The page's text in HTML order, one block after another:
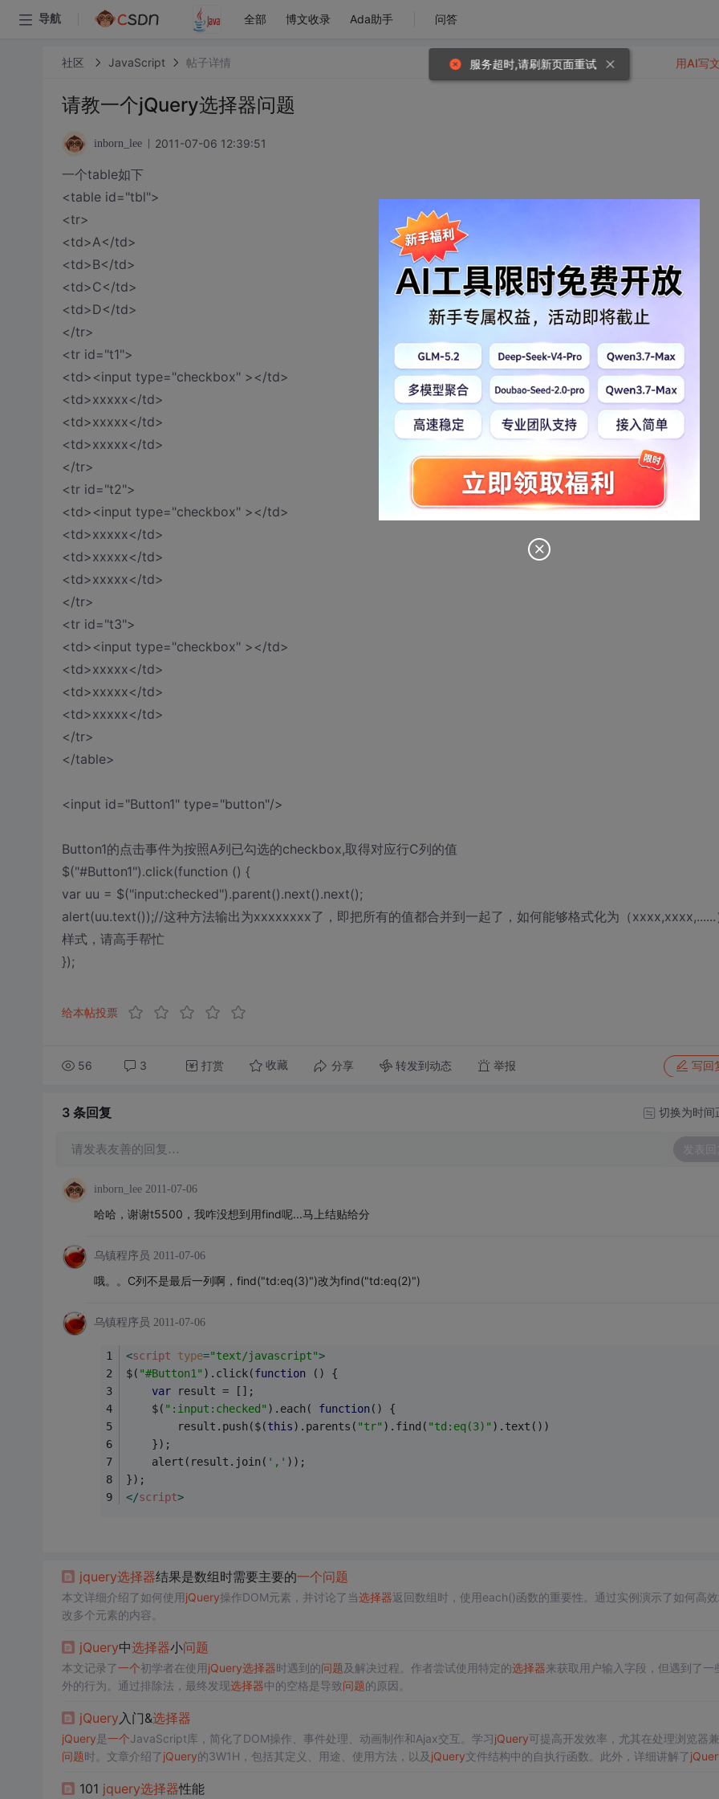
导航 全部 博文收录 Ada助手 问答
社区 JavaScript 帖子详情
请教一个jQuery选择器问题
inborn_lee 2011-07-06 12:39:51
一个table如下
<table id="tbl">
<tr>
<td>A</td>
<td>B</td>
<td>C</td>
<td>D</td>
</tr>
<tr id="t1">
<td><input type="checkbox" ></td>
<td>xxxxx</td>
<td>xxxxx</td>
<td>xxxxx</td>
</tr>
<tr id="t2">
<td><input type="checkbox" ></td>
<td>xxxxx</td>
<td>xxxxx</td>
<td>xxxxx</td>
</tr>
<tr id="t3">
<td><input type="checkbox" ></td>
<td>xxxxx</td>
<td>xxxxx</td>
<td>xxxxx</td>
</tr>
</table>
<input id="Button1" type="button"/>
Button1的点击事件为按照A列已勾选的checkbox,取得对应行C列的值
$("#Button1").click(function () {
var uu = $("input:checked").parent().next().next();
alert(uu.text());//这种方法输出为xxxxxxxx了，即把所有的值都合并到一起了，如何能够格式化为（xxxx,xxxx,......
样式，请高手帮忙
});
给本帖投票
56 3 打赏 收藏 分享 转发到动态 举报 写回
用AI写
3 条回复 切换为时间
请发表友善的回复… 发表回
inborn_lee 2011-07-06
哈哈，谢谢t5500，我咋没想到用find呢...马上结贴给分
乌镇程序员 2011-07-06
哦。。C列不是最后一列啊，find("td:eq(3)")改为find("td:eq(2)")
乌镇程序员 2011-07-06
<script type="text/javascript">
$( "#Button1" ).click(function ( ) {
var result = [];
	$(
":input:checked" ).each( function( ) {
		result.push($(
this).parents( "tr" ).find( "td:eq(3)" ).text())
	});
	alert(result.join(
',' ));
});
</script>
jquery选择器结果是数组时需要主要的一个问题
本文详细介绍了如何使用jQuery操作DOM元素，并讨论了当选择器返回数组时，使用each()函数的重要性。通过实例演示了如何高
改多个元素的内容。
jQuery中选择器小问题
本文记录了一个初学者在使用jQuery选择器时遇到的问题及解决过程。作者尝试使用特定的选择器来获取用户输入字段，但遇到了一
外的行为。通过排除法，最终发现选择器中的空格是导致问题的原因。
jQuery入门&选择器
jQuery是一个JavaScript库，简化了DOM操作、事件处理、动画制作和Ajax交互。学习jQuery可提高开发效率，尤其在处理浏览器
问题时。文章介绍了jQuery的3W1H，包括其定义、用途、使用方法，以及 jQuery文件结构中的自执行函数。此外，详细讲解了
101 jquery选择器性能
服务超时,请刷新页面重试